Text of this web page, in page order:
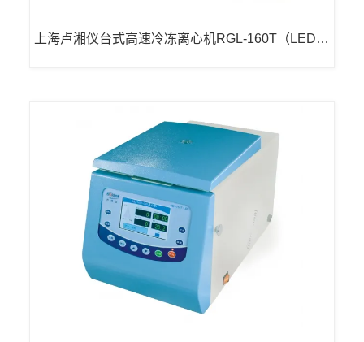
上海卢湘仪台式高速冷冻离心机RGL-160T（LED显